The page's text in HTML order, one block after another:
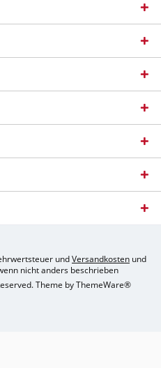
undVersandkosten und
nicht anders beschrieben
Theme byThemeWare®